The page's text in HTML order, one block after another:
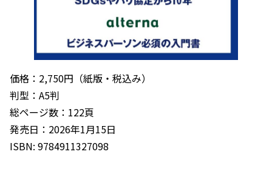
価格：2,750円（紙版・税込み）
判型：A5判
総ページ数：122頁
発売日：2026年1月15日
ISBN: 9784911327098